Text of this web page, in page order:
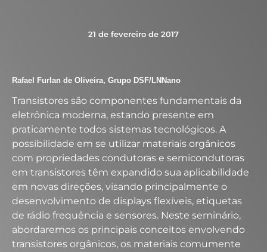
21 de fevereiro de 2017
Rafael Furlan de Oliveira, Grupo DSF/LNNano
Transistores são componentes fundamentais da
eletrônica moderna, estando presente em
praticamente todos sistemas tecnológicos. A
possibilidade em se utilizar materiais orgânicos
com propriedades condutoras e semicondutoras
em transistores têm expandido sua aplicabilidade
em novas direções, visando principalmente o
desenvolvimento de displays flexíveis, etiquetas
de rádio frequência e sensores. Neste seminário,
abordaremos os principais conceitos envolvendo
transistores orgânicos, os materiais comumente